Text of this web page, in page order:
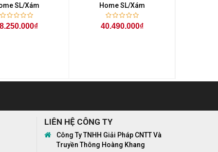
SL/Xám
Home SL/Xám
40.490.000₫
LIÊN HỆ CÔNG TY
Công Ty TNHH Giải Pháp CNTT Và
Truyền Thông Hoàng Khang